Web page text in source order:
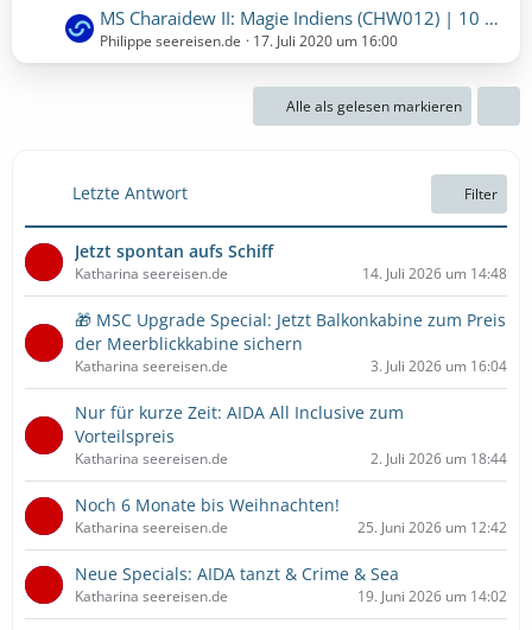
L
e
t
e
t
g
MS Charaidew II: Magie Indiens (CHW012) | 10 Nächte | 06.03.2021 bis 16.03.2021 (Samstag, 6. März 2021, 00:00 - Dienstag, 16. März 2021, 00:00)
Philippe seereisen.de 17. Juli 2020 um 16:00
Alle als gelesen markieren
Letzte Antwort Filter
Jetzt spontan aufs Schiff
Katharina seereisen.de 14. Juli 2026 um 14:48
🎁 MSC Upgrade Special: Jetzt Balkonkabine zum Preis
der Meerblickkabine sichern
Katharina seereisen.de 3. Juli 2026 um 16:04
Nur für kurze Zeit: AIDA All Inclusive zum
Vorteilspreis
Katharina seereisen.de 2. Juli 2026 um 18:44
Noch 6 Monate bis Weihnachten!
Katharina seereisen.de 25. Juni 2026 um 12:42
Neue Specials: AIDA tanzt & Crime & Sea
Katharina seereisen.de 19. Juni 2026 um 14:02